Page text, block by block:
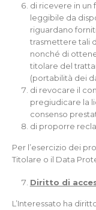
di ricevere in un
leggibile da
riguardano
trasmettere tali
nonché di
titolare del
(portabilità dei
di revocare il
pregiudicare la
consenso
di proporre
Per l’esercizio dei
Titolare o il Data
Diritto di
L’Interessato ha